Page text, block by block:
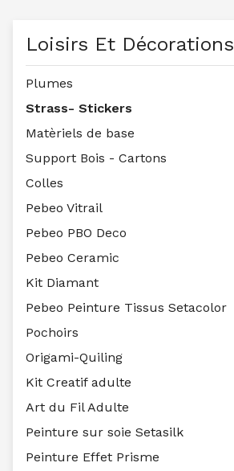
Loisirs Et Décorations
Plumes
Strass- Stickers
Matèriels de base
Support Bois - Cartons
Colles
Pebeo Vitrail
Pebeo PBO Deco
Pebeo Ceramic
Kit Diamant
Pebeo Peinture Tissus Setacolor
Pochoirs
Origami-Quiling
Kit Creatif adulte
Art du Fil Adulte
Peinture sur soie Setasilk
Peinture Effet Prisme